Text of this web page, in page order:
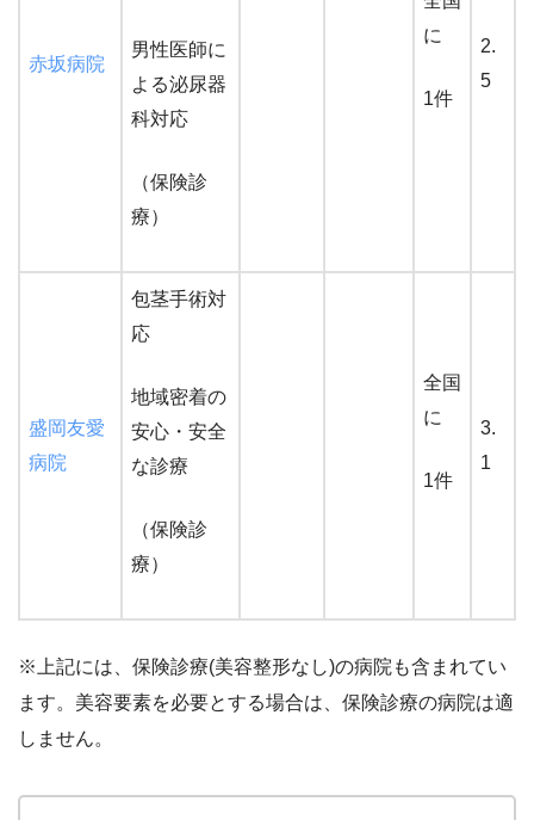
赤坂病院
男性医師に
よる泌尿器
科対応
（保険診
療）
に
1件
2.
5
盛岡友愛
病院
包茎手術対
応
地域密着の
安心・安全
な診療
（保険診
療）
全国
に
1件
3.
1
※上記には、保険診療(美容整形なし)の病院も含まれてい
ます。美容要素を必要とする場合は、保険診療の病院は適
しません。